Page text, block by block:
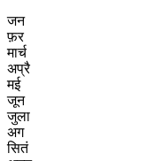
जन
फ़र
मार्च
अप्रै
मई
जून
जुला
अग
सितं